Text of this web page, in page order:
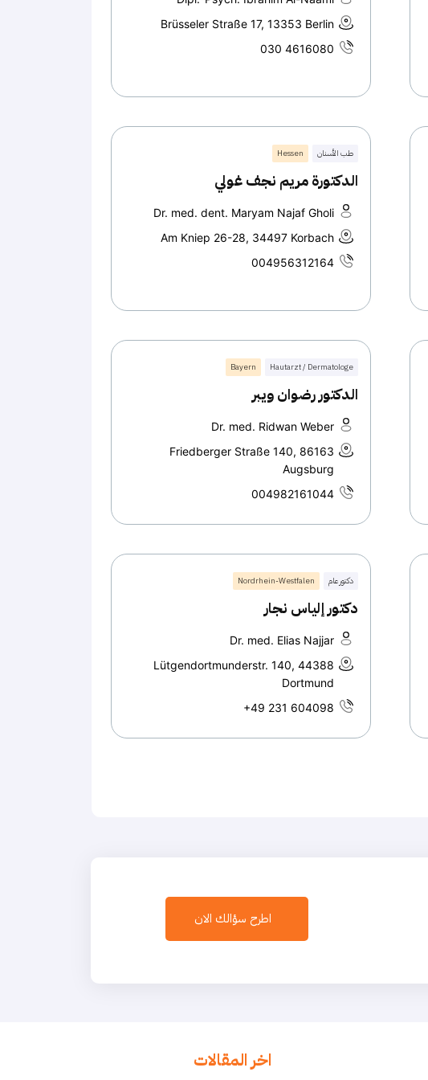
Brüsseler Straße 17, 13353 Berlin
030 4616080
طب الأسنان Hessen
الدكتورة مريم نجف غولي
Dr. med. dent. Maryam Najaf Gholi
Am Kniep 26-28, 34497 Korbach
004956312164
Hautarzt / Dermatologe
Bayern
الدكتور رضوان ويبر
Dr. med. Ridwan Weber
Friedberger Straße 140, 86163
Augsburg
004982161044
دكتور عام Nordrhein-Westfalen
دكتور إلياس نجار
Dr. med. Elias Najjar
Lütgendortmunderstr. 140, 44388
Dortmund
+49 231 604098
اطرح سؤالك الان
اخر المقالات